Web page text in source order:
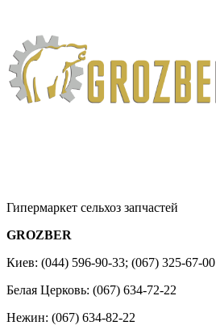
Гипермаркет сельхоз запчастей
GROZBER
Киев: (044) 596-90-33; (067) 325-67-00
Белая Церковь: (067) 634-72-22
Нежин: (067) 634-82-22